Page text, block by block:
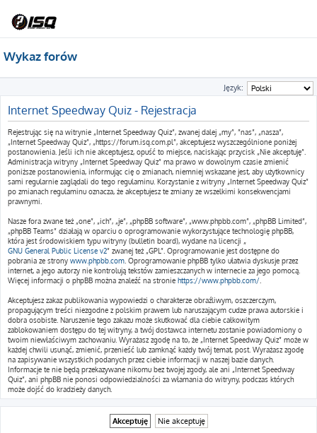
Wykaz forów
Język:
Internet Speedway Quiz - Rejestracja
Rejestrując się na witrynie „Internet Speedway Quiz”, zwanej dalej „my”, ”nas”, „nasza”,
„Internet Speedway Quiz”, „https://forum.isq.com.pl”, akceptujesz wyszczególnione poniżej
postanowienia. Jeśli ich nie akceptujesz, opuść to miejsce, naciskając przycisk „Nie akceptuję”.
Administracja witryny „Internet Speedway Quiz” ma prawo w dowolnym czasie zmienić
poniższe postanowienia, informując cię o zmianach, niemniej wskazane jest, aby użytkownicy
sami regularnie zaglądali do tego regulaminu. Korzystanie z witryny „Internet Speedway Quiz”
po zmianach regulaminu oznacza, że akceptujesz te zmiany ze wszelkimi konsekwencjami
prawnymi.
Nasze fora zwane też „one”, „ich”, „je”, „phpBB software”, „www.phpbb.com”, „phpBB Limited”,
„phpBB Teams” działają w oparciu o oprogramowanie wykorzystujące technologię phpBB,
która jest środowiskiem typu witryny (bulletin board), wydane na licencji „
GNU General Public License v2” zwanej też „GPL”. Oprogramowanie jest dostępne do
pobrania ze strony www.phpbb.com . Oprogramowanie phpBB tylko ułatwia dyskusje przez
internet, a jego autorzy nie kontrolują tekstów zamieszczanych w internecie za jego pomocą.
Więcej informacji o phpBB można znaleźć na stronie https://www.phpbb.com/
Akceptujesz zakaz publikowania wypowiedzi o charakterze obraźliwym, oszczerczym,
propagującym treści niezgodne z polskim prawem lub naruszającym cudze prawa autorskie i
dobra osobiste. Naruszenie tego zakazu może skutkować dla ciebie całkowitym
zablokowaniem dostępu do tej witryny, a twój dostawca internetu zostanie powiadomiony o
twoim niewłaściwym zachowaniu. Wyrażasz zgodę na to, że „Internet Speedway Quiz” może w
każdej chwili usunąć, zmienić, przenieść lub zamknąć każdy twój temat, post. Wyrażasz zgodę
na zapisywanie wszystkich podanych przez ciebie informacji w naszej bazie danych.
Informacje te nie będą przekazywane nikomu bez twojej zgody, ale ani „Internet Speedway
Quiz”, ani phpBB nie ponosi odpowiedzialności za włamania do witryny, podczas których
może dojść do kradzieży danych.